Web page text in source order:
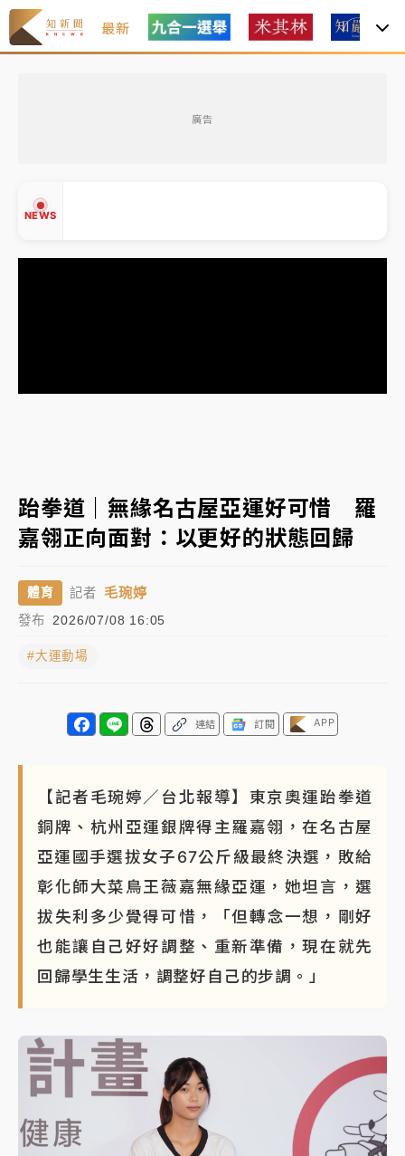
最新
廣告
NEWS
「白海豚」雨炸新北！通報109件災情 侯友宜揭這類災
損最多
強風長浪襲馬祖！「白海豚」逼近劃設警戒區 違規戲
物醫籲多吃蔬果代謝
台股處置新制明天上路 4大鬆綁一次看
周末精選｜ 鎢業董座離奇命喪豪宅！檢警3方向追出前
最好玩的父親節！「爸氣集合」出發工程冒險島 邀社
福孩童齊暢玩
白海豚挾豪雨狂炸新北！時雨量破百毫米 水塔、雨棚
「白海豚」雨炸新北！通報109件災情 侯友宜揭這類災
損最多
水觀浪恐重罰失血
白海豚瘦身！中部以北防劇烈降水 本周天氣展望「多
雨不穩定」
周末精選｜ 苯駢芘無安全攝取值！致癌苦茶油下肚 毒
物醫籲多吃蔬果代謝
《知新聞》揭「運科計畫」人體實驗黑幕 運動部不追
究！遭監委質疑
周末精選｜ 鎢業董座離奇命喪豪宅！檢警3方向追出前
員工犯案 破案關鍵曝
跆拳道｜無緣名古屋亞運好可惜 羅
嘉翎正向面對：以更好的狀態回歸
體育 記者 毛琬婷
發布 2026/07/08 16:05
#大運動場
連結 訂閱 APP
【記者毛琬婷／台北報導】東京奧運跆拳道
銅牌、杭州亞運銀牌得主羅嘉翎，在名古屋
亞運國手選拔女子67公斤級最終決選，敗給
彰化師大菜鳥王薇嘉無緣亞運，她坦言，選
拔失利多少覺得可惜，「但轉念一想，剛好
也能讓自己好好調整、重新準備，現在就先
回歸學生生活，調整好自己的步調。」